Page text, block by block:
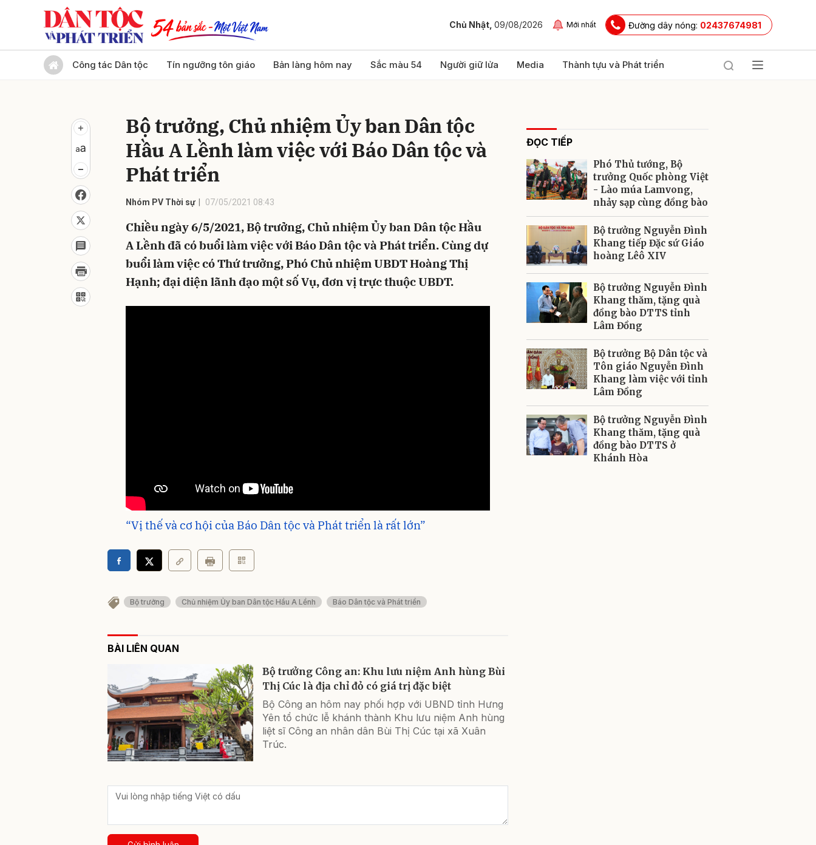
Chủ Nhật, 09/08/2026 Mới nhất Đường dây nóng: 02437674981
Công tác Dân tộc Tín ngưỡng tôn giáo Bản làng hôm nay Sắc màu 54 Người giữ lửa Media Thành tựu và Phát triển
Bộ trưởng, Chủ nhiệm Ủy ban Dân tộc
Hầu A Lềnh làm việc với Báo Dân tộc và
Phát triển
Nhóm PV Thời sự 07/05/2021 08:43
Chiều ngày 6/5/2021, Bộ trưởng, Chủ nhiệm Ủy ban Dân tộc Hầu
A Lềnh đã có buổi làm việc với Báo Dân tộc và Phát triển. Cùng dự
buổi làm việc có Thứ trưởng, Phó Chủ nhiệm UBDT Hoàng Thị
Hạnh; đại diện lãnh đạo một số Vụ, đơn vị trực thuộc UBDT.
“Vị thế và cơ hội của Báo Dân tộc và Phát triển là rất lớn”
Bộ trưởng Chủ nhiệm Ủy ban Dân tộc Hầu A Lềnh Báo Dân tộc và Phát triển
BÀI LIÊN QUAN
Bộ trưởng Công an: Khu lưu niệm Anh hùng Bùi
Thị Cúc là địa chỉ đỏ có giá trị đặc biệt
Bộ Công an hôm nay phối hợp với UBND tỉnh Hưng
Yên tổ chức lễ khánh thành Khu lưu niệm Anh hùng
liệt sĩ Công an nhân dân Bùi Thị Cúc tại xã Xuân
Trúc.
ĐỌC TIẾP
Phó Thủ tướng, Bộ
trưởng Quốc phòng Việt
- Lào múa Lamvong,
nhảy sạp cùng đồng bào
Bộ trưởng Nguyễn Đình
Khang tiếp Đặc sứ Giáo
hoàng Lêô XIV
Bộ trưởng Nguyễn Đình
Khang thăm, tặng quà
đồng bào DTTS tỉnh
Lâm Đồng
Bộ trưởng Bộ Dân tộc và
Tôn giáo Nguyễn Đình
Khang làm việc với tỉnh
Lâm Đồng
Bộ trưởng Nguyễn Đình
Khang thăm, tặng quà
đồng bào DTTS ở
Khánh Hòa
Gửi bình luận
Gửi